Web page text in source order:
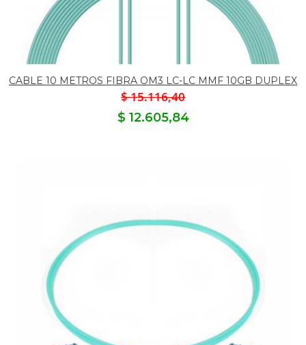
CABLE 10 METROS FIBRA OM3 LC-LC MMF 10GB DUPLEX
$ 15.116,40
$ 12.605,84